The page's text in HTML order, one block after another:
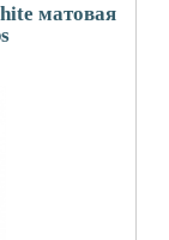
матовая